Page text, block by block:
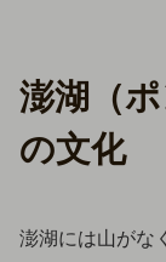
澎湖（
の文化
澎湖には山がな